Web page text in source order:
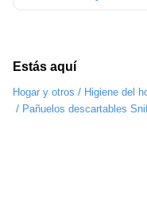
Estás aquí
Hogar y otros / Higiene del
/ Pañuelos descartables